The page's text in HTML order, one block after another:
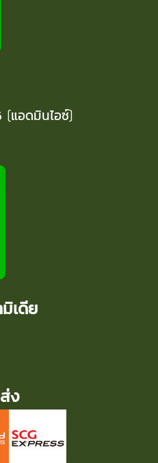
(แอดมินไอซ์)
เดีย
ง